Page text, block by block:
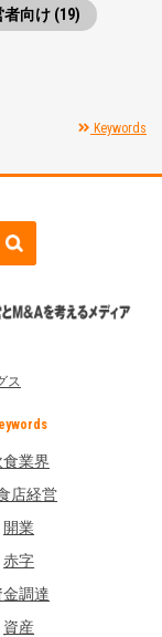
者向け (19)
Keywords
ス
食業界
店経営
開業
赤字
金調達
資産